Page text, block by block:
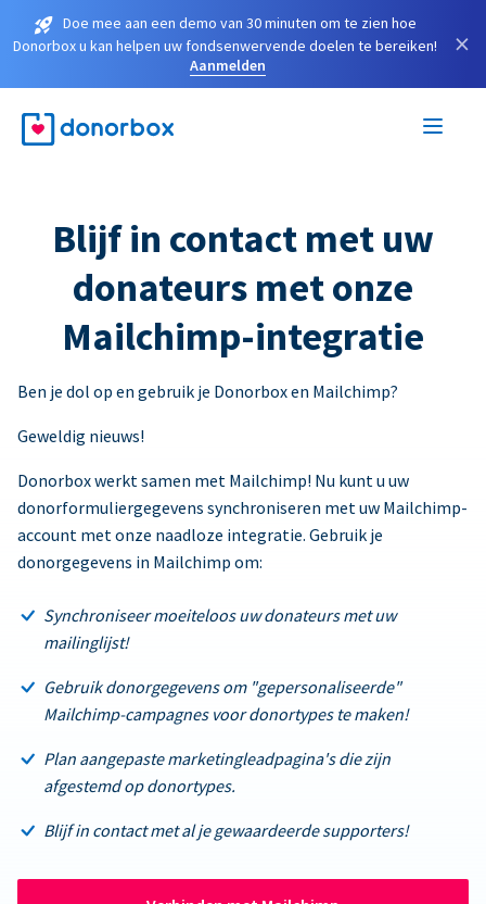
Doe mee aan een demo van 30 minuten om te zien hoe
Donorbox u kan helpen uw fondsenwervende doelen te bereiken!
Aanmelden
×
Blijf in contact met uw
donateurs met onze
Mailchimp-integratie
Ben je dol op en gebruik je Donorbox en Mailchimp?
Geweldig nieuws!
Donorbox werkt samen met Mailchimp! Nu kunt u uw
donorformuliergegevens synchroniseren met uw Mailchimp-
account met onze naadloze integratie. Gebruik je
donorgegevens in Mailchimp om:
Synchroniseer moeiteloos uw donateurs met uw
mailinglijst!
Gebruik donorgegevens om "gepersonaliseerde"
Mailchimp-campagnes voor donortypes te maken!
Plan aangepaste marketingleadpagina's die zijn
afgestemd op donortypes.
Blijf in contact met al je gewaardeerde supporters!